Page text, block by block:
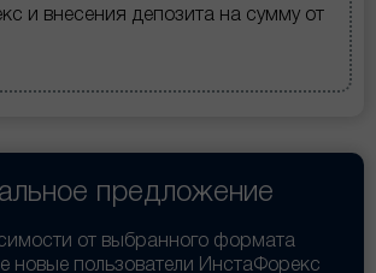
и внесения депозита на сумму от
предложение
от выбранного формата
новые пользователи ИнстаФорекс